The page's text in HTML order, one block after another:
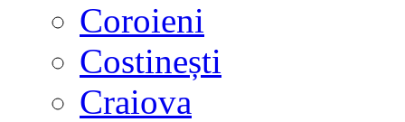
Coroieni
Costinești
Craiova